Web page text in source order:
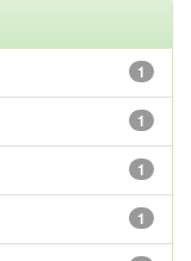
1
1
1
1